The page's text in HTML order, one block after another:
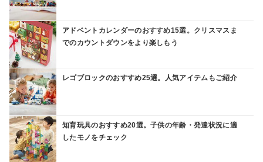
アドベントカレンダーのおすすめ15選。クリスマスま
でのカウントダウンをより楽しもう
レゴブロックのおすすめ25選。人気アイテムもご紹介
知育玩具のおすすめ20選。子供の年齢・発達状況に適
したモノをチェック